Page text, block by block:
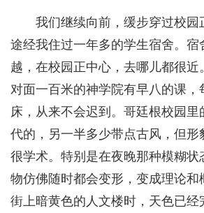
我们继续向前，缓步穿过校园
途经我住过一年多的学生宿舍。宿
越，在校园正中心，去哪儿都很近
对面一百米的神学院有早八的课，
床，从来不会迟到。哥廷根校园
代的，另一半多少带点古风，但形
很学术。特别是在夜晚那种模糊状
物仿佛随时都会变形，变成理论和
街上暗黄色的人文楼时，天色已经